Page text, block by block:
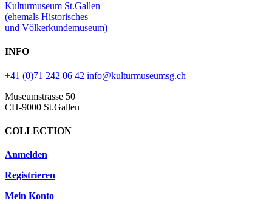
Kulturmuseum St.Gallen
(ehemals Historisches
und Völkerkundemuseum)
INFO
+41 (0)71 242 06 42 info@kulturmuseumsg.ch
Museumstrasse 50
CH-9000 St.Gallen
COLLECTION
Anmelden
Registrieren
Mein Konto